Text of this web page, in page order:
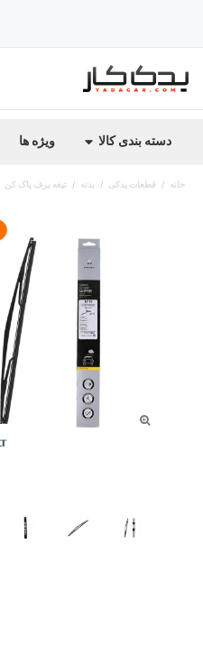
دسته بندی کالا ویژه ها
خانه قطعات یدکی بدنه تیغه برف پاک کن